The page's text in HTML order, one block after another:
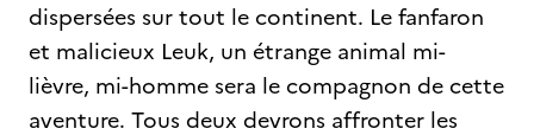
dispersées sur tout le continent. Le fanfaron
et malicieux Leuk, un étrange animal mi-
lièvre, mi-homme sera le compagnon de cette
aventure. Tous deux devrons affronter les